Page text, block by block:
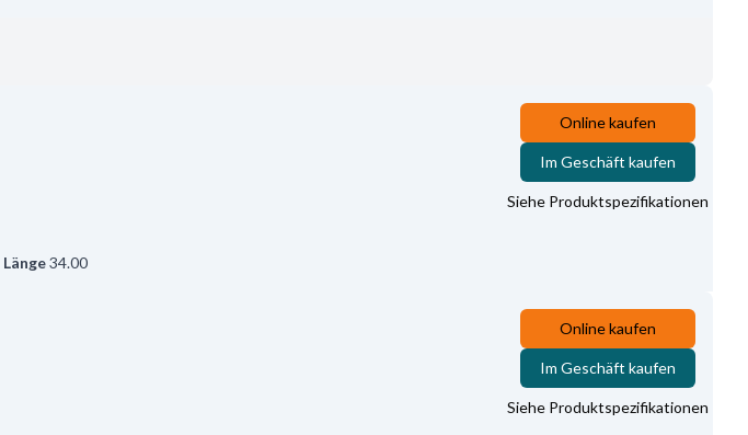
Länge34.00
Online kaufen
Im Geschäft kaufen
Siehe Produktspezifikationen
Online kaufen
Im Geschäft kaufen
Siehe Produktspezifikationen